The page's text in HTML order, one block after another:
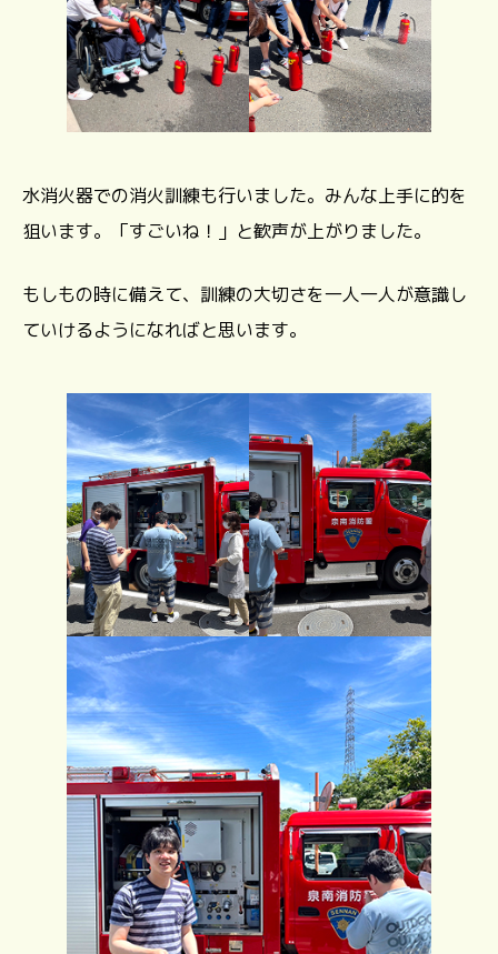
水消火器での消火訓練も行いました。みんな上手に的を
狙います。「すごいね！」と歓声が上がりました。
もしもの時に備えて、訓練の大切さを一人一人が意識し
ていけるようになればと思います。